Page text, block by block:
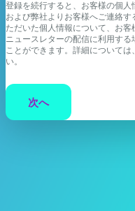
登録を続行すると、お客様の個人
および弊社よりお客様へご連絡
ただいた個人情報について、お客
ニュースレターの配信に利用す
ことができます。詳細については
い。
次へ